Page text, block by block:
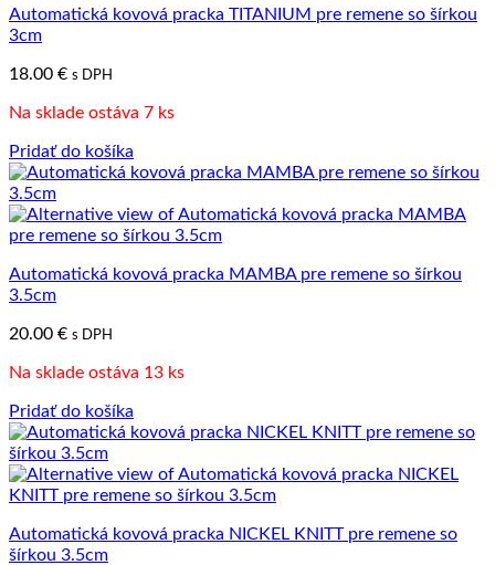
Automatická kovová pracka TITANIUM pre remene so šírkou
3cm
18.00 € s DPH
Na sklade ostáva 7 ks
Pridať do košíka
Automatická kovová pracka MAMBA pre remene so šírkou
3.5cm
20.00 € s DPH
Na sklade ostáva 13 ks
Pridať do košíka
Automatická kovová pracka NICKEL KNITT pre remene so
šírkou 3.5cm